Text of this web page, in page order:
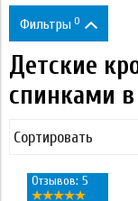
Фильтры 0
Цена
Детские
спинками в
Отзывов: 5